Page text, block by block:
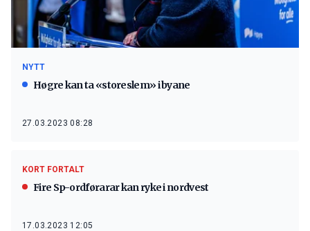
NYTT
Høgre kan ta «storeslem» i byane
27.03.2023 08:28
KORT FORTALT
Fire Sp-ordførarar kan ryke i nordvest
17.03.2023 12:05